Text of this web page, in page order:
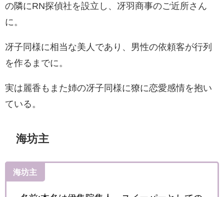
の隣にRN探偵社を設立し、冴羽商事のご近所さん
に。
冴子同様に相当な美人であり、男性の依頼客が行列
を作るまでに。
実は麗香もまた姉の冴子同様に獠に恋愛感情を抱い
ている。
海坊主
海坊主